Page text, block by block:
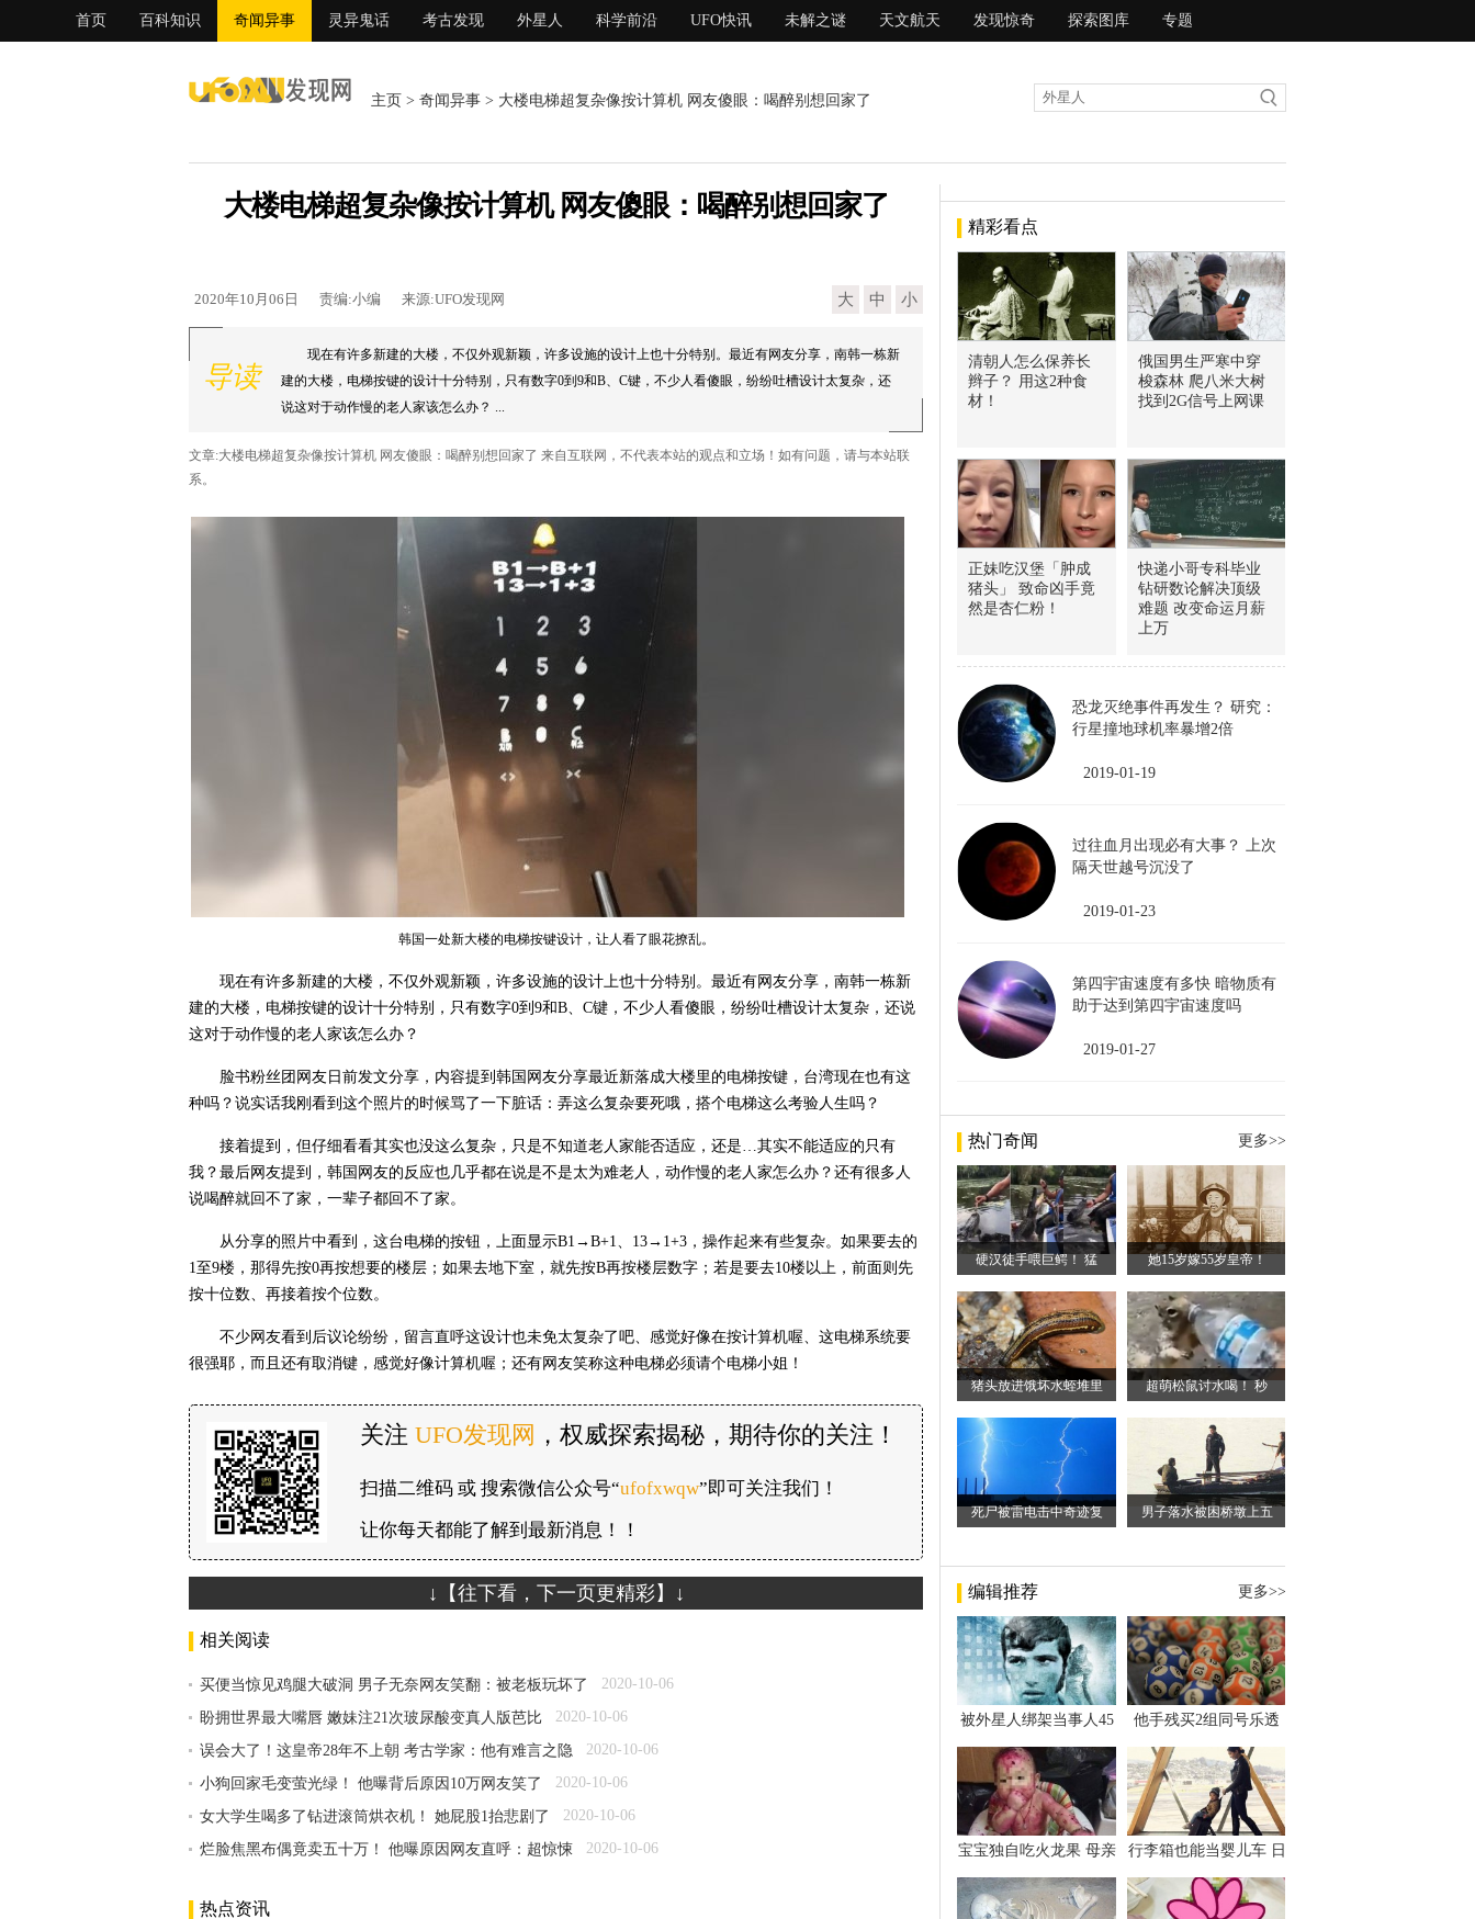
首页 百科知识 奇闻异事 灵异鬼话 考古发现 外星人 科学前沿 UFO快讯 未解之谜 天文航天 发现惊奇 探索图库 专题
主页 > 奇闻异事 > 大楼电梯超复杂像按计算机 网友傻眼：喝醉别想回家了
大楼电梯超复杂像按计算机 网友傻眼：喝醉别想回家了
2020年10月06日 责编:小编 来源:UFO发现网 大 中 小
导读
现在有许多新建的大楼，不仅外观新颖，许多设施的设计上也十分特别。最近有网友分享，南韩一栋新
建的大楼，电梯按键的设计十分特别，只有数字0到9和B、C键，不少人看傻眼，纷纷吐槽设计太复杂，还
说这对于动作慢的老人家该怎么办？ ...
文章:大楼电梯超复杂像按计算机 网友傻眼：喝醉别想回家了 来自互联网，不代表本站的观点和立场！如有问题，请与本站联
系。
韩国一处新大楼的电梯按键设计，让人看了眼花撩乱。
现在有许多新建的大楼，不仅外观新颖，许多设施的设计上也十分特别。最近有网友分享，南韩一栋新
建的大楼，电梯按键的设计十分特别，只有数字0到9和B、C键，不少人看傻眼，纷纷吐槽设计太复杂，还说
这对于动作慢的老人家该怎么办？
脸书粉丝团网友日前发文分享，内容提到韩国网友分享最近新落成大楼里的电梯按键，台湾现在也有这
种吗？说实话我刚看到这个照片的时候骂了一下脏话：弄这么复杂要死哦，搭个电梯这么考验人生吗？
接着提到，但仔细看看其实也没这么复杂，只是不知道老人家能否适应，还是…其实不能适应的只有
我？最后网友提到，韩国网友的反应也几乎都在说是不是太为难老人，动作慢的老人家怎么办？还有很多人
说喝醉就回不了家，一辈子都回不了家。
从分享的照片中看到，这台电梯的按钮，上面显示B1→B+1、13→1+3，操作起来有些复杂。如果要去的
1至9楼，那得先按0再按想要的楼层；如果去地下室，就先按B再按楼层数字；若是要去10楼以上，前面则先
按十位数、再接着按个位数。
不少网友看到后议论纷纷，留言直呼这设计也未免太复杂了吧、感觉好像在按计算机喔、这电梯系统要
很强耶，而且还有取消键，感觉好像计算机喔；还有网友笑称这种电梯必须请个电梯小姐！
关注 UFO发现网 ，权威探索揭秘，期待你的关注！
扫描二维码 或 搜索微信公众号“ufofxwqw”即可关注我们！
让你每天都能了解到最新消息！！
↓【往下看，下一页更精彩】↓
相关阅读
买便当惊见鸡腿大破洞 男子无奈网友笑翻：被老板玩坏了 2020-10-06
盼拥世界最大嘴唇 嫩妹注21次玻尿酸变真人版芭比 2020-10-06
误会大了！这皇帝28年不上朝 考古学家：他有难言之隐 2020-10-06
小狗回家毛变萤光绿！ 他曝背后原因10万网友笑了 2020-10-06
女大学生喝多了钻进滚筒烘衣机！ 她屁股1抬悲剧了 2020-10-06
烂脸焦黑布偶竟卖五十万！ 他曝原因网友直呼：超惊悚 2020-10-06
热点资讯
精彩看点
清朝人怎么保养长
辫子？ 用这2种食
材！
俄国男生严寒中穿
梭森林 爬八米大树
找到2G信号上网课
正妹吃汉堡「肿成
猪头」 致命凶手竟
然是杏仁粉！
快递小哥专科毕业
钻研数论解决顶级
难题 改变命运月薪
上万
恐龙灭绝事件再发生？ 研究：
行星撞地球机率暴增2倍
2019-01-19
过往血月出现必有大事？ 上次
隔天世越号沉没了
2019-01-23
第四宇宙速度有多快 暗物质有
助于达到第四宇宙速度吗
2019-01-27
热门奇闻 更多>>
硬汉徒手喂巨鳄！ 猛 她15岁嫁55岁皇帝！
猪头放进饿坏水蛭堆里 超萌松鼠讨水喝！ 秒
死尸被雷电击中奇迹复 男子落水被困桥墩上五
编辑推荐 更多>>
被外星人绑架当事人45
斯卡古拉事件
他手残买2组同号乐透
万
宝宝独自吃火龙果 母亲
行李箱也能当婴儿车 日